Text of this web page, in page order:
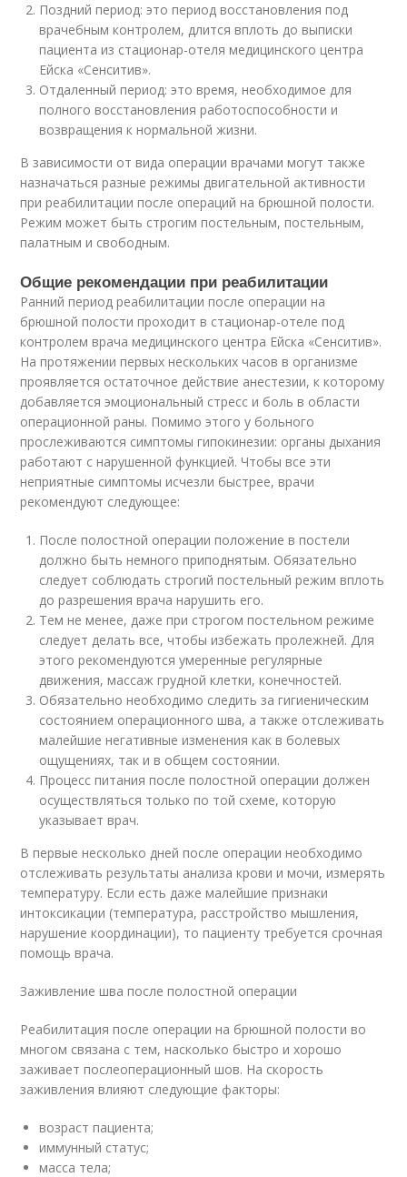
Поздний период: это период восстановления под
врачебным контролем, длится вплоть до выписки
пациента из стационар-отеля медицинского центра
Ейска «Сенситив».
Отдаленный период: это время, необходимое для
полного восстановления работоспособности и
возвращения к нормальной жизни.
В зависимости от вида операции врачами могут также
назначаться разные режимы двигательной активности
при реабилитации после операций на брюшной полости.
Режим может быть строгим постельным, постельным,
палатным и свободным.
Общие рекомендации при реабилитации
Ранний период реабилитации после операции на
брюшной полости проходит в стационар-отеле под
контролем врача медицинского центра Ейска «Сенситив».
На протяжении первых нескольких часов в организме
проявляется остаточное действие анестезии, к которому
добавляется эмоциональный стресс и боль в области
операционной раны. Помимо этого у больного
прослеживаются симптомы гипокинезии: органы дыхания
работают с нарушенной функцией. Чтобы все эти
неприятные симптомы исчезли быстрее, врачи
рекомендуют следующее:
После полостной операции положение в постели
должно быть немного приподнятым. Обязательно
следует соблюдать строгий постельный режим вплоть
до разрешения врача нарушить его.
Тем не менее, даже при строгом постельном режиме
следует делать все, чтобы избежать пролежней. Для
этого рекомендуются умеренные регулярные
движения, массаж грудной клетки, конечностей.
Обязательно необходимо следить за гигиеническим
состоянием операционного шва, а также отслеживать
малейшие негативные изменения как в болевых
ощущениях, так и в общем состоянии.
Процесс питания после полостной операции должен
осуществляться только по той схеме, которую
указывает врач.
В первые несколько дней после операции необходимо
отслеживать результаты анализа крови и мочи, измерять
температуру. Если есть даже малейшие признаки
интоксикации (температура, расстройство мышления,
нарушение координации), то пациенту требуется срочная
помощь врача.
Заживление шва после полостной операции
Реабилитация после операции на брюшной полости во
многом связана с тем, насколько быстро и хорошо
заживает послеоперационный шов. На скорость
заживления влияют следующие факторы:
возраст пациента;
иммунный статус;
масса тела;